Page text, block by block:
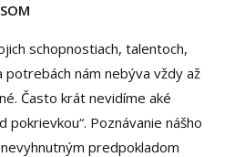
schopnostiach, talentoch,
potrebách nám nebýva vždy až
Často krát nevidíme aké
pokrievkou“. Poznávanie nášho
predpokladom